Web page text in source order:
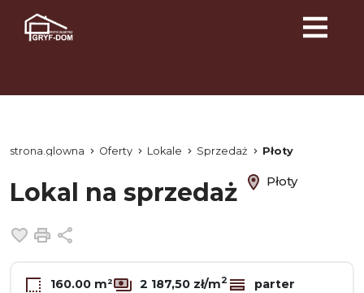
strona.glowna Oferty Lokale Sprzedaż Płoty
Lokal na sprzedaż Płoty
Dodaj do ulubionych
Drukuj
160.00 m² 2 187,50 zł/m2
parter